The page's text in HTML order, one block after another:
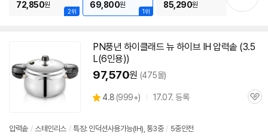
2위
72,850원
1위
69,800원 85,290원
PN풍년 하이클래드 뉴 하이브 IH 압력솥 (3.5
L(6인용))
97,570원 (475몰)
별
4.8 (상
999+) 17.07. 등록
관
압력솥 / 스테인리스 / 특징: 인덕션사용가능(IH), 통3중 / 5중안전